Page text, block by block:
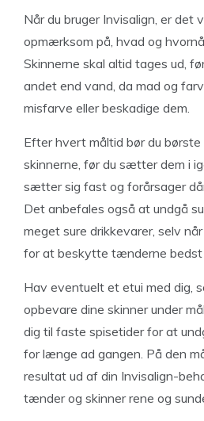
Når du bruger Invisalign, er
opmærksom på, hvad og
Skinnerne skal altid tages ud,
andet end vand, da mad og
misfarve eller beskadige dem.
Efter hvert måltid bør du
skinnerne, før du sætter dem i
sætter sig fast og forårsager
Det anbefales også at undgå
meget sure drikkevarer, selv
for at beskytte tænderne bedst
Hav eventuelt et etui med dig,
opbevare dine skinner under
dig til faste spisetider for at
for længe ad gangen. På den
resultat ud af din Invisalign-
tænder og skinner rene og